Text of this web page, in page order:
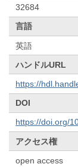
32684
言語
英語
ハンドルURL
https://
DOI
https://doi.org/
アクセス権
open access